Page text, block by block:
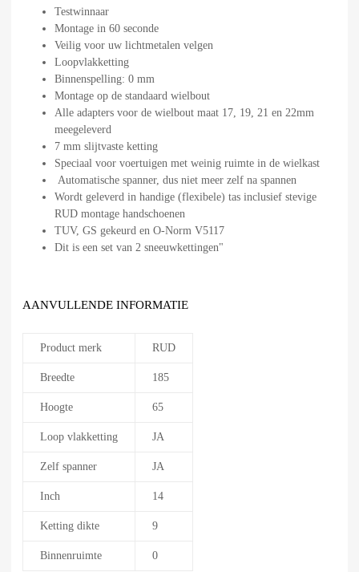
Testwinnaar
Montage in 60 seconde
Veilig voor uw lichtmetalen velgen
Loopvlakketting
Binnenspelling: 0 mm
Montage op de standaard wielbout
Alle adapters voor de wielbout maat 17, 19, 21 en 22mm
meegeleverd
7 mm slijtvaste ketting
Speciaal voor voertuigen met weinig ruimte in de wielkast
Automatische spanner, dus niet meer zelf na spannen
Wordt geleverd in handige (flexibele) tas inclusief stevige
RUD montage handschoenen
TUV, GS gekeurd en O-Norm V5117
Dit is een set van 2 sneeuwkettingen"
AANVULLENDE INFORMATIE
Product merk RUD
Breedte 185
Hoogte 65
Loop vlakketting JA
Zelf spanner JA
Inch 14
Ketting dikte 9
Binnenruimte 0